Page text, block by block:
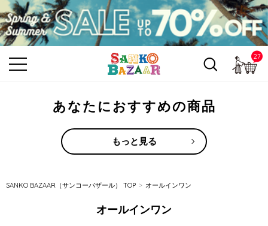
27カ
あなたにおすすめの商品
もっと見る
SANKO BAZAAR（サンコーバザール） TOP オールインワン
オールインワン